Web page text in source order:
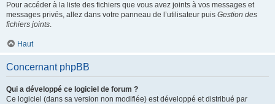
Pour accéder à la liste des fichiers que vous avez joints à vos messages et
messages privés, allez dans votre panneau de l’utilisateur puis Gestion des
fichiers joints.
Haut
Concernant phpBB
Qui a développé ce logiciel de forum ?
Ce logiciel (dans sa version non modifiée) est développé et distribué par